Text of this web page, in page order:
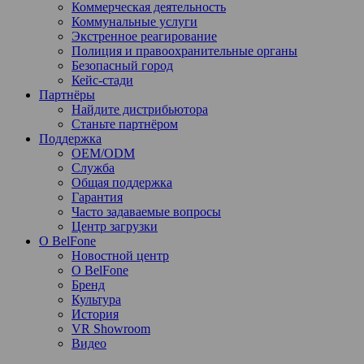
Коммерческая деятельность
Коммунальные услуги
Экстренное реагирование
Полиция и правоохранительные органы
Безопасный город
Кейс-стади
Партнёры
Найдите дистрибьютора
Станьте партнёром
Поддержка
OEM/ODM
Служба
Общая поддержка
Гарантия
Часто задаваемые вопросы
Центр загрузки
О BelFone
Новостной центр
О BelFone
Бренд
Культура
История
VR Showroom
Видео